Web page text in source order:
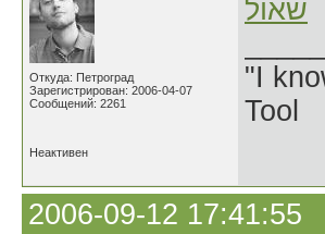
Откуда: Петроград
Зарегистрирован: 2006-04-07
Сообщений: 2261
שאול
"I
Tool
Неактивен
2006-09-12 17:41:55